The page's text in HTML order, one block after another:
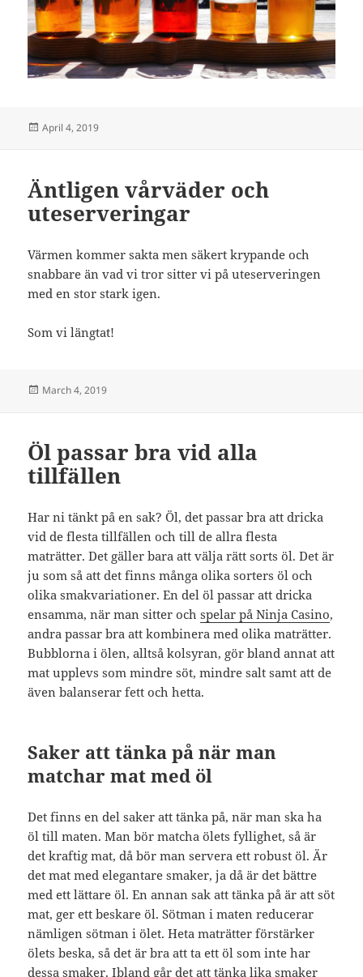
Posted
April 4, 2019
Äntligen vårväder och
uteserveringar
Värmen kommer sakta men säkert krypande och
snabbare än vad vi tror sitter vi på uteserveringen
med en stor stark igen.
Som vi längtat!
Posted
March 4, 2019
Öl passar bra vid alla
tillfällen
Har ni tänkt på en sak? Öl, det passar bra att dricka
vid de flesta tillfällen och till de allra flesta
maträtter. Det gäller bara att välja rätt sorts öl. Det är
ju som så att det finns många olika sorters öl och
olika smakvariationer. En del öl passar att dricka
ensamma, när man sitter ochspelar på Ninja Casino,
andra passar bra att kombinera med olika maträtter.
Bubblorna i ölen, alltså kolsyran, gör bland annat att
mat upplevs som mindre söt, mindre salt samt att de
även balanserar fett och hetta.
Saker att tänka på när man
matchar mat med öl
Det finns en del saker att tänka på, när man ska ha
öl till maten. Man bör matcha ölets fyllighet, så är
det kraftig mat, då bör man servera ett robust öl. Är
det mat med elegantare smaker, ja då är det bättre
med ett lättare öl. En annan sak att tänka på är att söt
mat, ger ett beskare öl. Sötman i maten reducerar
nämligen sötman i ölet. Heta maträtter förstärker
ölets beska, så det är bra att ta ett öl som inte har
dessa smaker. Ibland går det att tänka lika smaker